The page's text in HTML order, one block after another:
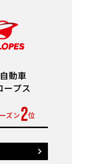
動車
ープス
ズン 2位